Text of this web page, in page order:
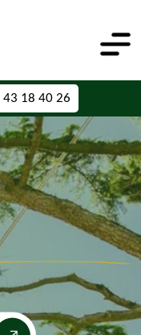
43 18 40 26